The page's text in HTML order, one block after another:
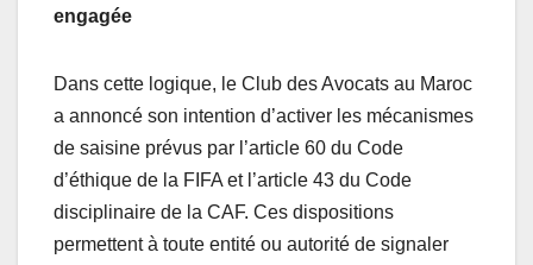
engagée
Dans cette logique, le Club des Avocats au Maroc
a annoncé son intention d’activer les mécanismes
de saisine prévus par l’article 60 du Code
d’éthique de la FIFA et l’article 43 du Code
disciplinaire de la CAF. Ces dispositions
permettent à toute entité ou autorité de signaler